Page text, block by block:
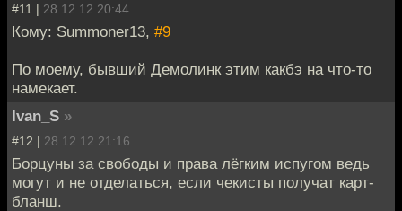
#11 | 28.12.12 20:44
Кому: Summoner13, #9
По моему, бывший Демолинк этим какбэ на что-то
намекает.
Ivan_S »
#12 | 28.12.12 21:16
Борцуны за свободы и права лёгким испугом ведь
могут и не отделаться, если чекисты получат карт-
бланш.